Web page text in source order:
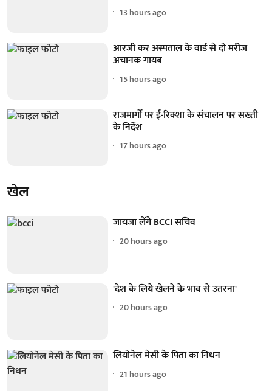
13 hours ago
आरजी कर अस्पताल के वार्ड से दो मरीज
अचानक गायब
15 hours ago
राजमार्गों पर ई-रिक्शा के संचालन पर सख्ती
के निर्देश
17 hours ago
खेल
जायजा लेंगे BCCI सचिव
20 hours ago
'देश के लिये खेलने के भाव से उतरना'
20 hours ago
लियोनेल मेसी के पिता का निधन
21 hours ago